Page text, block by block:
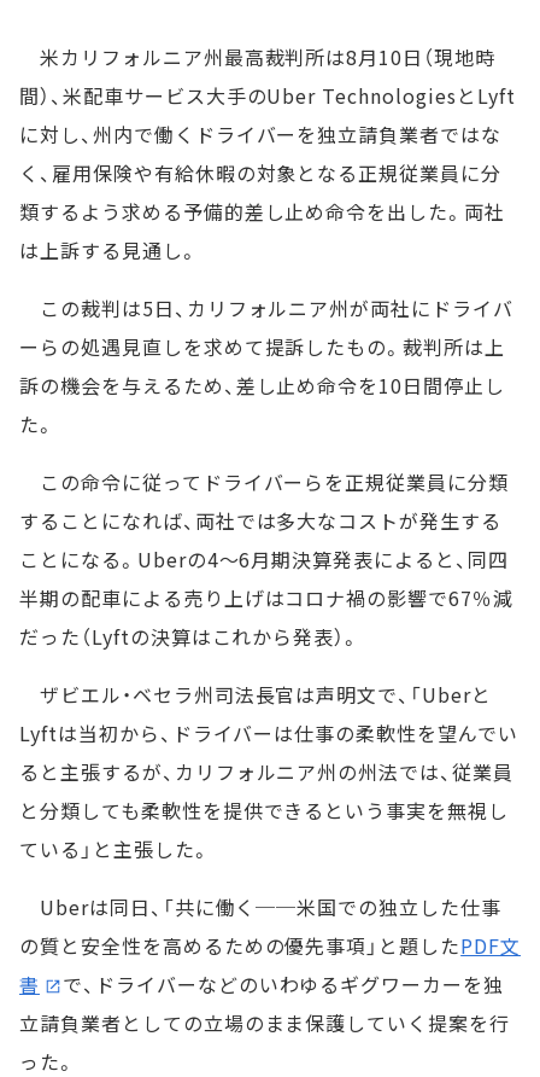
米カリフォルニア州最高裁判所は8月10日（現地時
間）、米配車サービス大手のUber TechnologiesとLyft
に対し、州内で働くドライバーを独立請負業者ではな
く、雇用保険や有給休暇の対象となる正規従業員に分
類するよう求める予備的差し止め命令を出した。両社
は上訴する見通し。
この裁判は5日、カリフォルニア州が両社にドライバ
ーらの処遇見直しを求めて提訴したもの。裁判所は上
訴の機会を与えるため、差し止め命令を10日間停止し
た。
この命令に従ってドライバーらを正規従業員に分類
することになれば、両社では多大なコストが発生する
ことになる。Uberの4～6月期決算発表によると、同四
半期の配車による売り上げはコロナ禍の影響で67％減
だった（Lyftの決算はこれから発表）。
ザビエル・ベセラ州司法長官は声明文で、「Uberと
Lyftは当初から、ドライバーは仕事の柔軟性を望んでい
ると主張するが、カリフォルニア州の州法では、従業員
と分類しても柔軟性を提供できるという事実を無視し
ている」と主張した。
Uberは同日、「共に働く──米国での独立した仕事
の質と安全性を高めるための優先事項」と題したPDF文
書
で、ドライバーなどのいわゆるギグワーカーを独
立請負業者としての立場のまま保護していく提案を行
った。